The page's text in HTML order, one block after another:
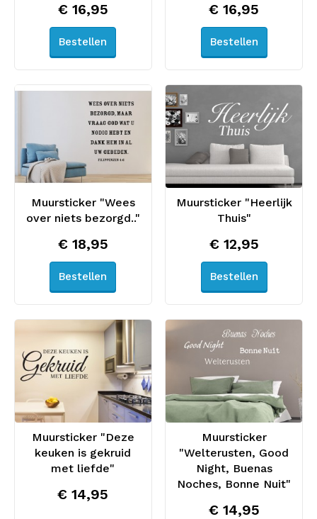
€ 16,95
Bestellen
€ 16,95
Bestellen
Muursticker "Wees
over niets bezorgd.."
€ 18,95
Bestellen
Muursticker "Heerlijk
Thuis"
€ 12,95
Bestellen
Muursticker "Deze
keuken is gekruid
met liefde"
€ 14,95
Muursticker
"Welterusten, Good
Night, Buenas
Noches, Bonne Nuit"
€ 14,95